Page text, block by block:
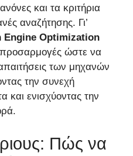
και τα κριτήρια
αναζήτησης. Γι’
Engine Optimization
προσαρμογές ώστε να
των μηχανών
την συνεχή
και ενισχύοντας την
Πώς να